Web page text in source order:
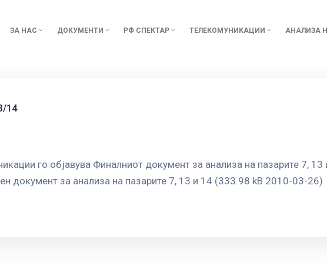
ЗА НАС ДОКУМЕНТИ РФ СПЕКТАР ТЕЛЕКОМУНИКАЦИИ АНАЛИЗА
14
го објавува Финалниот документ за анализа на пазарите 7,
документ за анализа на пазарите 7, 13 и 14 (333.98 kB 2010-03-26)